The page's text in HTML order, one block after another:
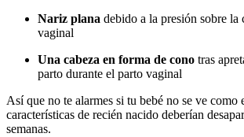
Nariz plana debido a la presión sobre la
vaginal
Una cabeza en forma de cono tras
parto durante el parto vaginal
Así que no te alarmes si tu bebé no se ve como
características de recién nacido deberían
semanas.